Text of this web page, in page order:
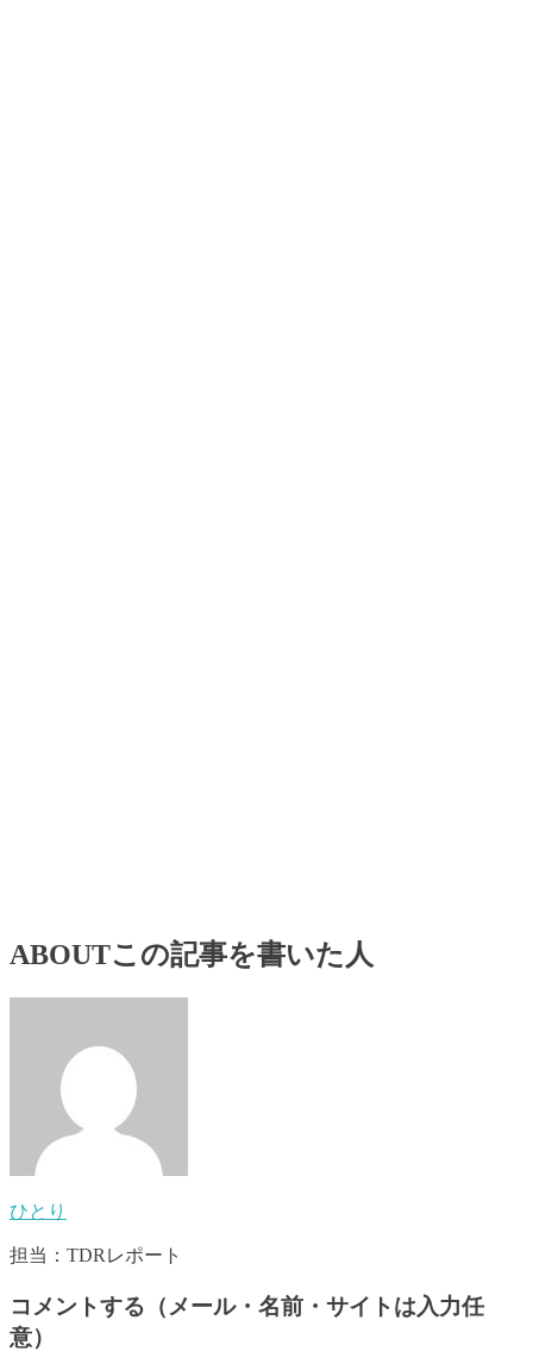
ABOUTこの記事を書いた人
ひとり
担当：TDRレポート
コメントする（メール・名前・サイトは入力任
意）